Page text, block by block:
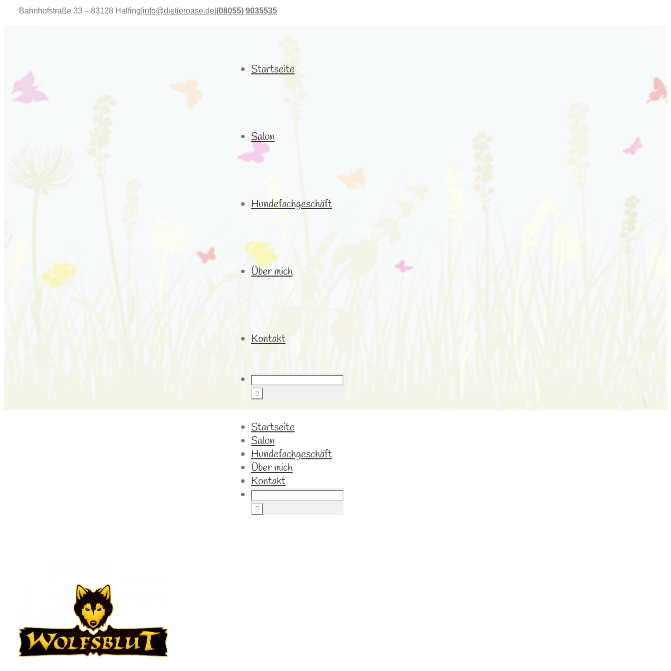
Bahnhofstraße 33 – 83128 Halfing info@dietieroase.de (08055) 9035535
Startseite
Salon
Hundefachgeschäft
Über mich
Kontakt
Startseite
Salon
Hundefachgeschäft
Über mich
Kontakt